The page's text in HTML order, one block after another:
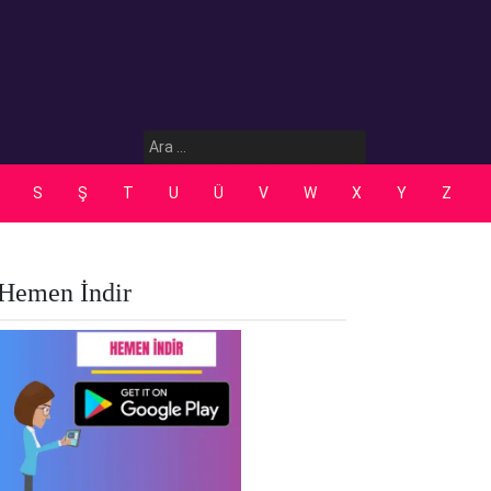
Arama:
S Ş T U Ü V W X Y Z
İndir